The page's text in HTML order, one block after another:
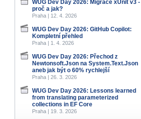
WUG Dev Day 2026: Migrace xUnit v3 -
proč a jak?
Praha | 12. 4. 2026
WUG Dev Day 2026: GitHub Copilot:
Kompletní přehled
Praha | 1. 4. 2026
WUG Dev Day 2026: Přechod z
Newtonsoft.Json na System.Text.Json
aneb jak být o 60% rychlejší
Praha | 26. 3. 2026
WUG Dev Day 2026: Lessons learned
from translating parameterized
collections in EF Core
Praha | 19. 3. 2026